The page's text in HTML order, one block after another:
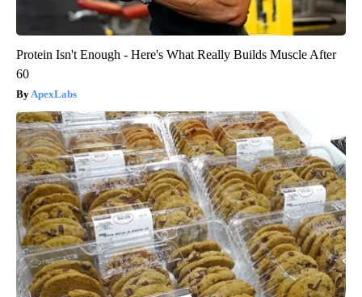
Protein Isn't Enough - Here's What Really Builds Muscle After
60
ApexLabs